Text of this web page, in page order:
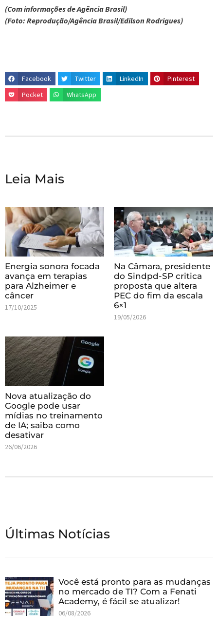
(Com informações de Agência Brasil)
(Foto: Reprodução/Agência Brasil/Edilson Rodrigues)
Facebook Twitter LinkedIn
Pinterest
Pocket
WhatsApp
Leia Mais
Energia sonora focada
avança em terapias
para Alzheimer e
câncer
17/10/2025
Na Câmara, presidente
do Sindpd-SP critica
proposta que altera
PEC do fim da escala
6×1
19/05/2026
Nova atualização do
Google pode usar
mídias no treinamento
de IA; saiba como
desativar
26/06/2026
Últimas Notícias
Você está pronto para as mudanças
no mercado de TI? Com a Fenati
Academy, é fácil se atualizar!
06/08/2026